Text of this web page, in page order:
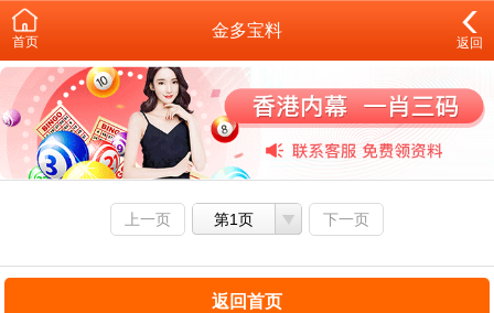
首页
金多宝料
返回
上一页 第1页 下一页
返回首页